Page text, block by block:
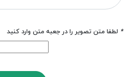
* لطفا متن تصویر را در جعبه متن وارد کنید